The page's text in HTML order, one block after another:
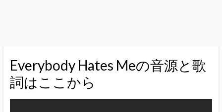
Everybody Hates Meの音源と歌
詞はここから